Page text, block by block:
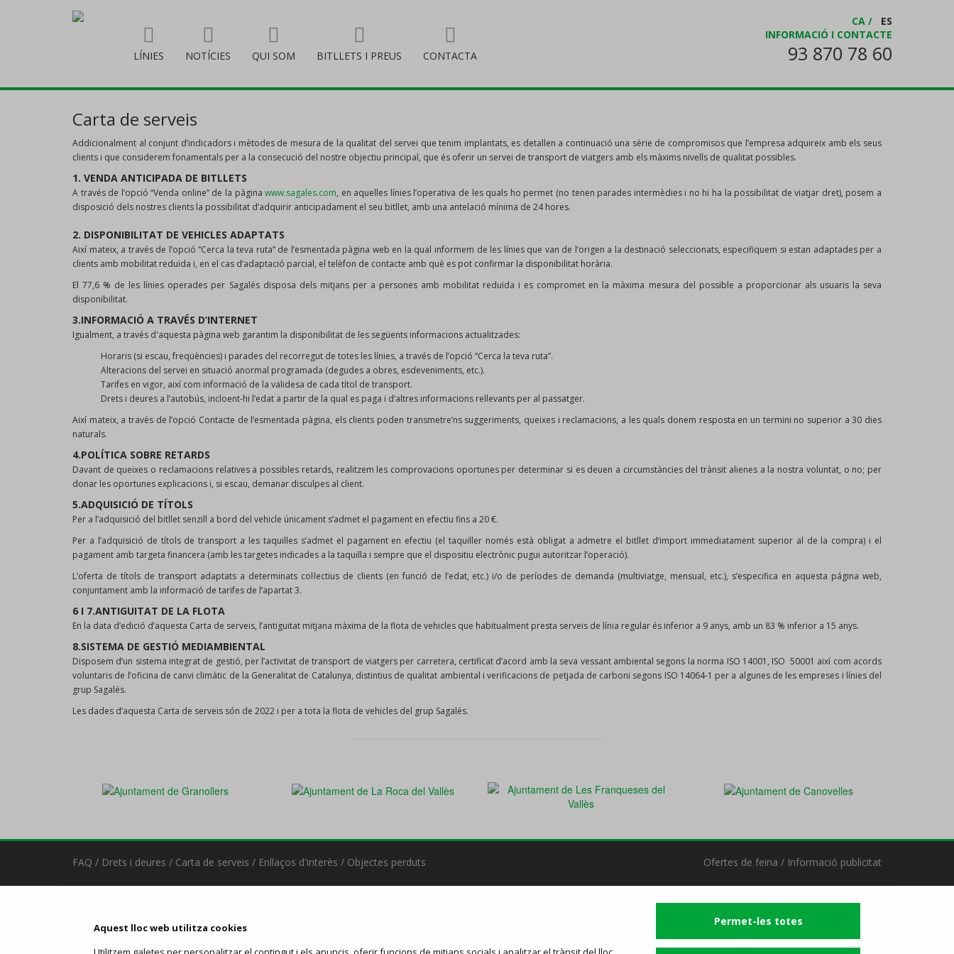
Aquest lloc web utilitza cookies
Permet-les totes
CA /
ES
INFORMACIÓ I CONTACTE
93 870 78 60
LÍNIES NOTÍCIES QUI SOM BITLLETS I PREUS CONTACTA
Carta de serveis
Addicionalment al conjunt d’indicadors i mètodes de mesura de la qualitat del servei que tenim implantats, es detallen a continuació una sèrie de compromisos que l’empresa adquireix amb els seus
clients i que considerem fonamentals per a la consecució del nostre objectiu principal, que és oferir un servei de transport de viatgers amb els màxims nivells de qualitat possibles.
1. VENDA ANTICIPADA DE BITLLETS
A través de l’opció “Venda online” de la pàginawww.sagales.com, en aquelles línies l’operativa de les quals ho permet (no tenen parades intermèdies i no hi ha la possibilitat de viatjar dret), posem a
disposició dels nostres clients la possibilitat d’adquirir anticipadament el seu bitllet, amb una antelació mínima de 24 hores.
2. DISPONIBILITAT DE VEHICLES ADAPTATS
Així mateix, a través de l’opció “Cerca la teva ruta” de l’esmentada pàgina web en la qual informem de les línies que van de l’origen a la destinació seleccionats, especifiquem si estan adaptades per a
clients amb mobilitat reduïda i, en el cas d’adaptació parcial, el telèfon de contacte amb què es pot confirmar la disponibilitat horària.
El 77,6 % de les línies operades per Sagalés disposa dels mitjans per a persones amb mobilitat reduïda i es compromet en la màxima mesura del possible a proporcionar als usuaris la seva
disponibilitat.
3.INFORMACIÓ A TRAVÉS D’INTERNET
Igualment, a través d'aquesta pàgina web garantim la disponibilitat de les següents informacions actualitzades:
Horaris (si escau, freqüències) i parades del recorregut de totes les línies, a través de l’opció “Cerca la teva ruta”.
Alteracions del servei en situació anormal programada (degudes a obres, esdeveniments, etc.).
Tarifes en vigor, així com informació de la validesa de cada títol de transport.
Drets i deures a l’autobús, incloent-hi l’edat a partir de la qual es paga i d’altres informacions rellevants per al passatger.
Així mateix, a través de l’opció Contacte de l’esmentada pàgina, els clients poden transmetre’ns suggeriments, queixes i reclamacions, a les quals donem resposta en un termini no superior a 30 dies
naturals.
4.POLÍTICA SOBRE RETARDS
Davant de queixes o reclamacions relatives a possibles retards, realitzem les comprovacions oportunes per determinar si es deuen a circumstàncies del trànsit alienes a la nostra voluntat, o no; per
donar les oportunes explicacions i, si escau, demanar disculpes al client.
5.ADQUISICIÓ DE TÍTOLS
Per a l’adquisició del bitllet senzill a bord del vehicle únicament s’admet el pagament en efectiu fins a 20 €.
Per a l’adquisició de títols de transport a les taquilles s’admet el pagament en efectiu (el taquiller només està obligat a admetre el bitllet d’import immediatament superior al de la compra) i el
pagament amb targeta financera (amb les targetes indicades a la taquilla i sempre que el dispositiu electrònic pugui autoritzar l’operació).
L’oferta de títols de transport adaptats a determinats col·lectius de clients (en funció de l’edat, etc.) i/o de períodes de demanda (multiviatge, mensual, etc.), s’especifica en aquesta página web,
conjuntament amb la informació de tarifes de l’apartat 3.
6 I 7.ANTIGUITAT DE LA FLOTA
En la data d’edició d’aquesta Carta de serveis, l’antiguitat mitjana màxima de la flota de vehicles que habitualment presta serveis de línia regular és inferior a 9 anys, amb un 83 % inferior a 15 anys.
8.SISTEMA DE GESTIÓ MEDIAMBIENTAL
Disposem d’un sistema integrat de gestió, per l’activitat de transport de viatgers per carretera, certificat d’acord amb la seva vessant ambiental segons la norma ISO 14001, ISO 50001 així com acords
voluntaris de l’oficina de canvi climàtic de la Generalitat de Catalunya, distintius de qualitat ambiental i verificacions de petjada de carboni segons ISO 14064-1 per a algunes de les empreses i línies del
grup Sagalés.
Les dades d’aquesta Carta de serveis són de 2022 i per a tota la flota de vehicles del grup Sagalés.
FAQ / Drets i deures / Carta de serveis / Enllaços d'interès / Objectes perduts Ofertes de feina / Informació publicitat
Estació d'Autobusos de Granollers
C/ Avinguda del Parc, 2 - 08402 Granollers
93 870 78 60 -mk@sagales.com
Segueix-nos